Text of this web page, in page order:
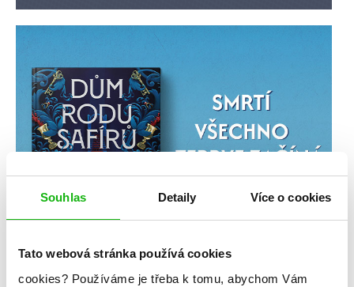
Souhlas Detaily Více o cookies
Tato webová stránka používá cookies
cookies? Používáme je třeba k tomu, abychom Vám